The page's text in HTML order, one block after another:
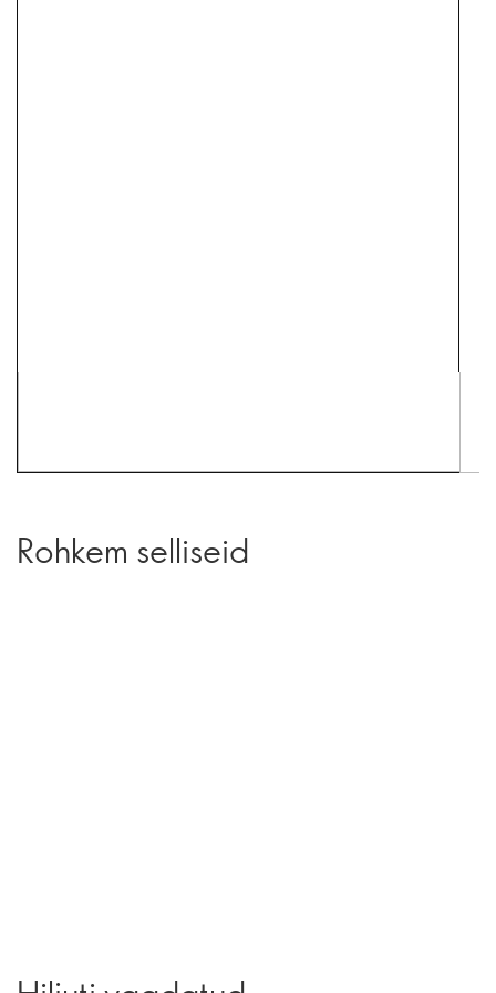
Rohkem selliseid